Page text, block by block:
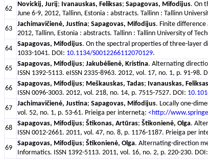
62
Novickij, Jurij; Ivanauskas, Feliksas; Sapagovas, Mifodijus. On
June 6-9, 2012, Tallinn, Estonia : abstracts. Tallinn : Tallinn
63
Jachimavičienė, Justina; Sapagovas, Mifodijus. Finite
2012, Tallinn, Estonia : abstracts. Tallinn : Tallinn University of
64
Sapagovas, Mifodijus. On the spectral properties of three-layer
1033-1041. DOI: 10.1134/S0012266112070129.
65
Sapagovas, Mifodijus; Jakubėlienė, Kristina. Alternating
ISSN 1392-5113. eISSN 2335-8963. 2012, vol. 17, no. 1, p. 91-98.
66
Sapagovas, Mifodijus; Meškauskas, Tadas; Ivanauskas, Feliksas
ISSN 0096-3003. 2012, vol. 218, no. 14, p. 7515-7527. DOI:
67
Jachimavičienė, Justina; Sapagovas, Mifodijus. Locally one-
vol. 52, no. 1, p. 53-61. Prieiga per internetą: <http://
68
Sapagovas, Mifodijus; Štikonas, Artūras; Štikonienė, Olga.
ISSN 0012-2661. 2011, vol. 47, no. 8, p. 1176-1187. Prieiga per
69
Sapagovas, Mifodijus; Štikonienė, Olga. Alternating-direction
Informatics. ISSN 1392-5113. 2011, vol. 16, no. 2, p. 220-230. DOI: